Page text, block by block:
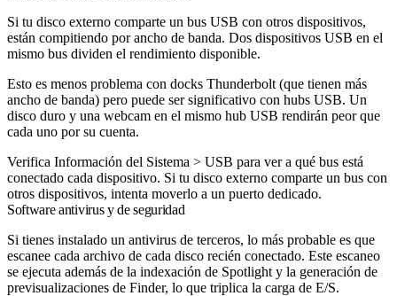
Si tu disco externo comparte un bus USB con otros dispositivos,
están compitiendo por ancho de banda. Dos dispositivos USB en el
mismo bus dividen el rendimiento disponible.
Esto es menos problema con docks Thunderbolt (que tienen más
ancho de banda) pero puede ser significativo con hubs USB. Un
disco duro y una webcam en el mismo hub USB rendirán peor que
cada uno por su cuenta.
Verifica Información del Sistema > USB para ver a qué bus está
conectado cada dispositivo. Si tu disco externo comparte un bus con
otros dispositivos, intenta moverlo a un puerto dedicado.
Software antivirus y de seguridad
Si tienes instalado un antivirus de terceros, lo más probable es que
escanee cada archivo de cada disco recién conectado. Este escaneo
se ejecuta además de la indexación de Spotlight y la generación de
previsualizaciones de Finder, lo que triplica la carga de E/S.